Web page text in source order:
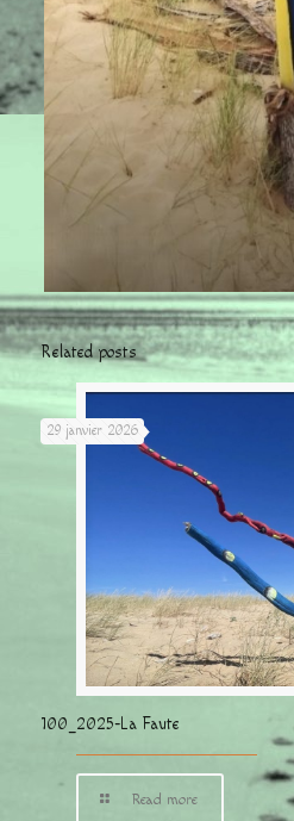
Related posts
29 janvier 2026
100_2025-La Faute
Read more